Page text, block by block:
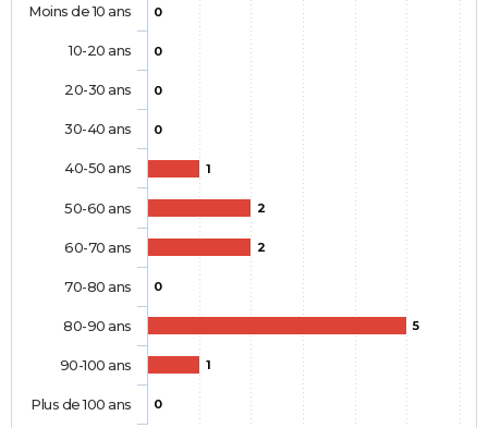
0
0
0
0
1
2
2
0
5
1
0
Moins de 10 ans
10-20 ans
20-30 ans
30-40 ans
40-50 ans
50-60 ans
60-70 ans
70-80 ans
80-90 ans
90-100 ans
Plus de 100 ans